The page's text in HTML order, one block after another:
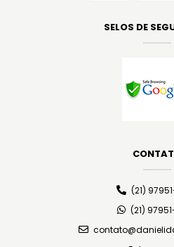
SELOS DE
(21)
(21)